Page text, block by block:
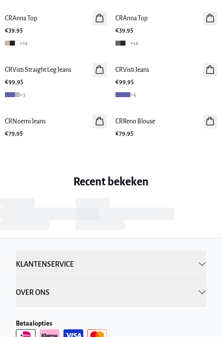
CRAnna Top
€39,95
+14
Nieuws
CRAnna Top
€39,95
+14
Nieuws
CRVisti Straight Leg Jeans
€99,95
+3
Nieuws
CRVisti Jeans
€99,95
+4
Nieuws
CRNoemi Jeans
€79,95
Nieuws
CRReno Blouse
€79,95
Recent bekeken
KLANTENSERVICE
OVER ONS
Betaalopties